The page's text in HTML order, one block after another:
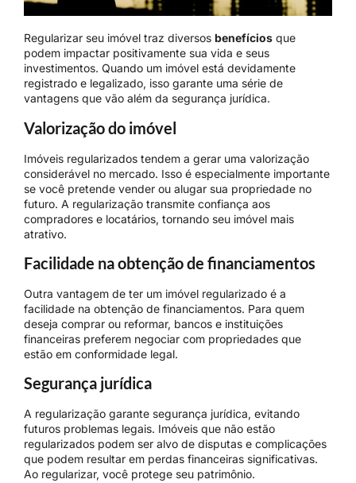
Regularizar seu imóvel traz diversos benefícios que
podem impactar positivamente sua vida e seus
investimentos. Quando um imóvel está devidamente
registrado e legalizado, isso garante uma série de
vantagens que vão além da segurança jurídica.
Valorização do imóvel
Imóveis regularizados tendem a gerar uma valorização
considerável no mercado. Isso é especialmente importante
se você pretende vender ou alugar sua propriedade no
futuro. A regularização transmite confiança aos
compradores e locatários, tornando seu imóvel mais
atrativo.
Facilidade na obtenção de financiamentos
Outra vantagem de ter um imóvel regularizado é a
facilidade na obtenção de financiamentos. Para quem
deseja comprar ou reformar, bancos e instituições
financeiras preferem negociar com propriedades que
estão em conformidade legal.
Segurança jurídica
A regularização garante segurança jurídica, evitando
futuros problemas legais. Imóveis que não estão
regularizados podem ser alvo de disputas e complicações
que podem resultar em perdas financeiras significativas.
Ao regularizar, você protege seu patrimônio.